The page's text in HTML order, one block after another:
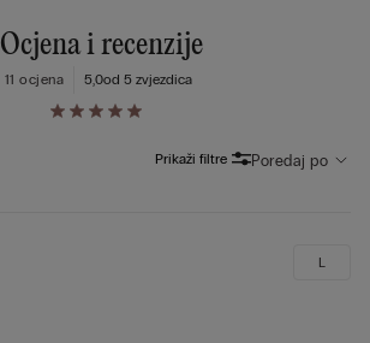
Ocjena i recenzije
5,0od 5 zvjezdica
11 ocjena
Poredaj po
Prikaži filtre
L